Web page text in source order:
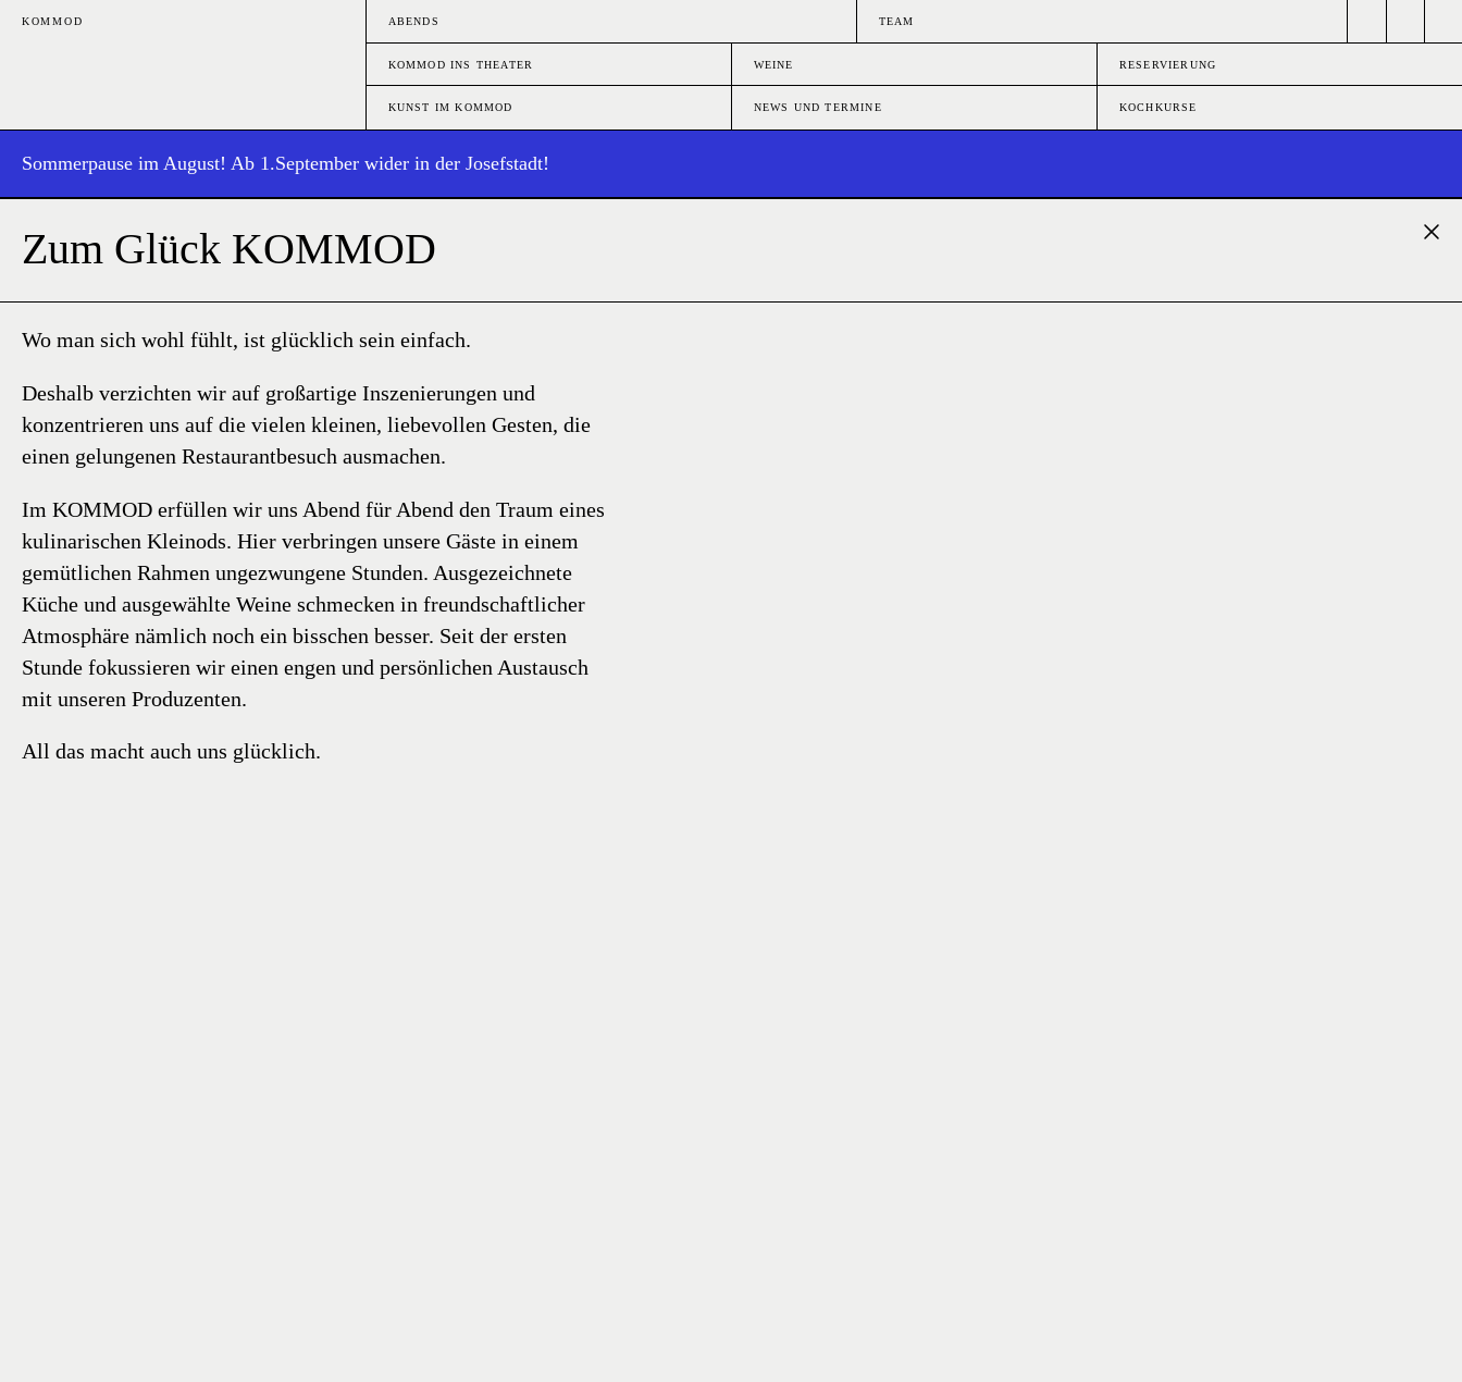
KOMMOD ABENDS TEAM
KOMMOD INS THEATER WEINE RESERVIERUNG
KUNST IM KOMMOD NEWS UND TERMINE KOCHKURSE
Sommerpause im August! Ab 1.September wider in der Josefstadt!
Zum Glück KOMMOD
Wo man sich wohl fühlt, ist glücklich sein einfach.
Deshalb verzichten wir auf großartige Inszenierungen und
konzentrieren uns auf die vielen kleinen, liebevollen Gesten, die
einen gelungenen Restaurantbesuch ausmachen.
Im KOMMOD erfüllen wir uns Abend für Abend den Traum eines
kulinarischen Kleinods. Hier verbringen unsere Gäste in einem
gemütlichen Rahmen ungezwungene Stunden. Ausgezeichnete
Küche und ausgewählte Weine schmecken in freundschaftlicher
Atmosphäre nämlich noch ein bisschen besser. Seit der ersten
Stunde fokussieren wir einen engen und persönlichen Austausch
mit unseren Produzenten.
All das macht auch uns glücklich.